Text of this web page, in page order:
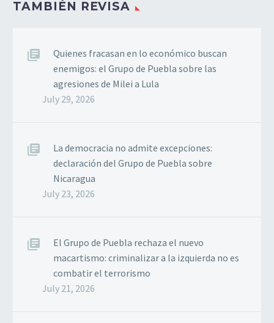
TAMBIÉN REVISA
Quienes fracasan en lo económico buscan
enemigos: el Grupo de Puebla sobre las
agresiones de Milei a Lula
July 29, 2026
La democracia no admite excepciones:
declaración del Grupo de Puebla sobre
Nicaragua
July 23, 2026
El Grupo de Puebla rechaza el nuevo
macartismo: criminalizar a la izquierda no es
combatir el terrorismo
July 21, 2026